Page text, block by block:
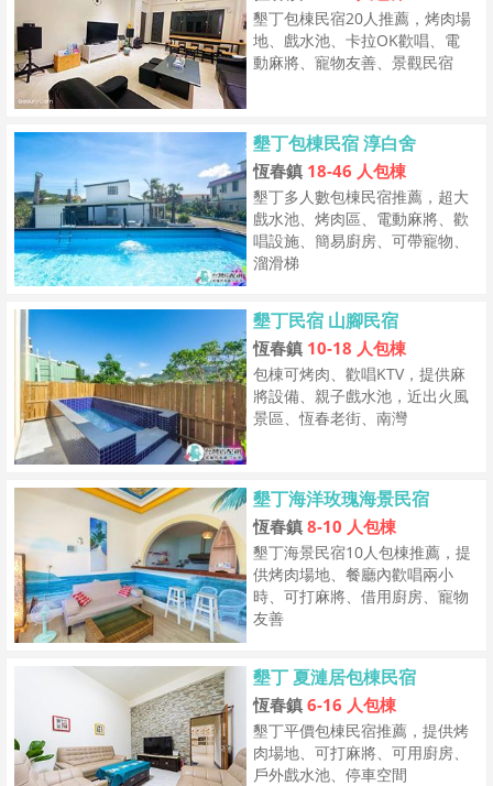
墾丁包棟民宿20人推薦，烤肉場
地、戲水池、卡拉OK歡唱、電
動麻將、寵物友善、景觀民宿
墾丁包棟民宿 淳白舍
恆春鎮 18-46 人包棟
墾丁多人數包棟民宿推薦，超大
戲水池、烤肉區、電動麻將、歡
唱設施、簡易廚房、可帶寵物、
溜滑梯
墾丁民宿 山腳民宿
恆春鎮 10-18 人包棟
包棟可烤肉、歡唱KTV，提供麻
將設備、親子戲水池，近出火風
景區、恆春老街、南灣
墾丁海洋玫瑰海景民宿
恆春鎮 8-10 人包棟
墾丁海景民宿10人包棟推薦，提
供烤肉場地、餐廳內歡唱兩小
時、可打麻將、借用廚房、寵物
友善
墾丁 夏漣居包棟民宿
恆春鎮 6-16 人包棟
墾丁平價包棟民宿推薦，提供烤
肉場地、可打麻將、可用廚房、
戶外戲水池、停車空間